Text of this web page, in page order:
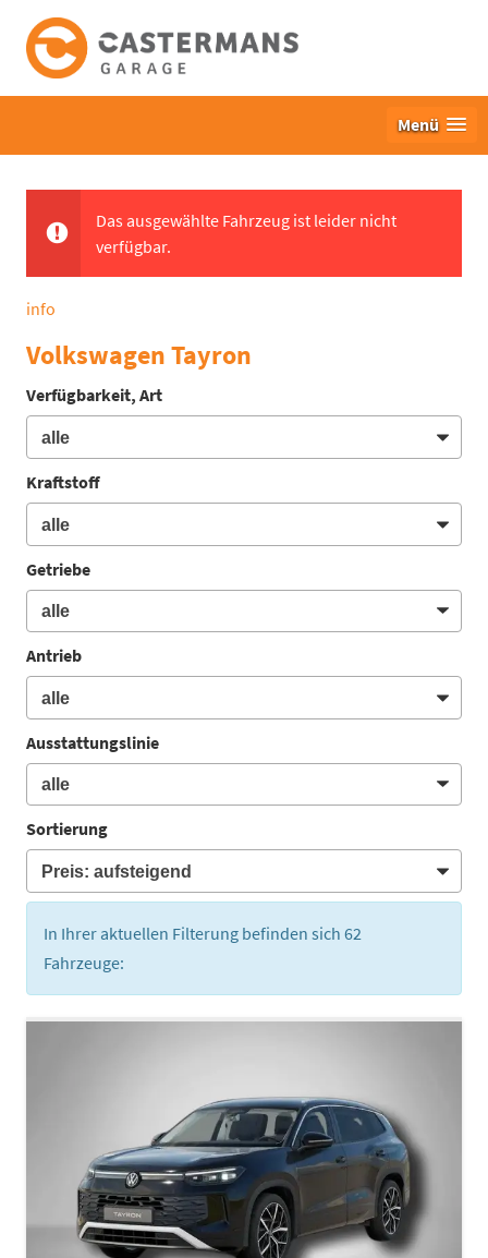
Menü
Das ausgewählte Fahrzeug ist leider nicht
verfügbar.
info
Volkswagen Tayron
Verfügbarkeit, Art
Kraftstoff
Getriebe
Antrieb
Ausstattungslinie
Sortierung
In Ihrer aktuellen Filterung befinden sich 62
Fahrzeuge: